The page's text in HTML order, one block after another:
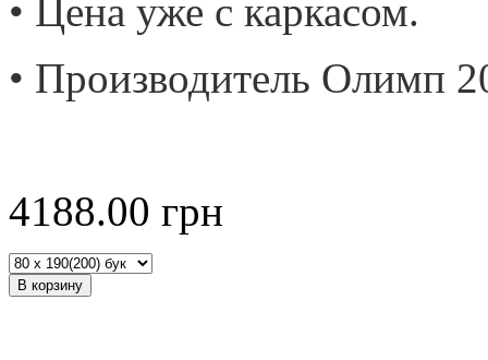
• Цена уже с каркасом.
• Производитель Олимп
4188.00 грн